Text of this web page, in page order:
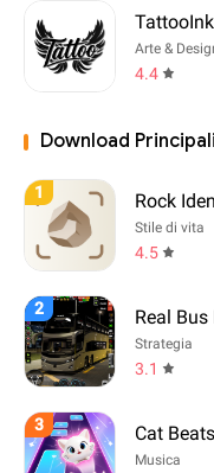
Arte &
4.4
Download Principali
1 Rock
Stile di vita
4.5
2 Real
Strategia
3.1
3 Cat
Musica